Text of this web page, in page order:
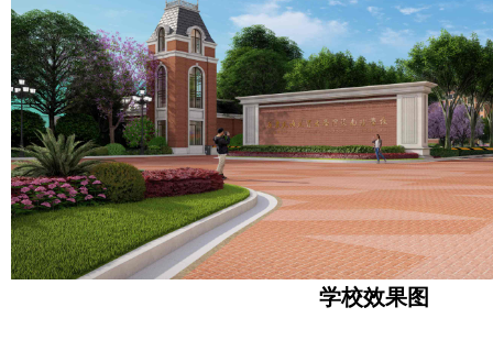
学校效果图